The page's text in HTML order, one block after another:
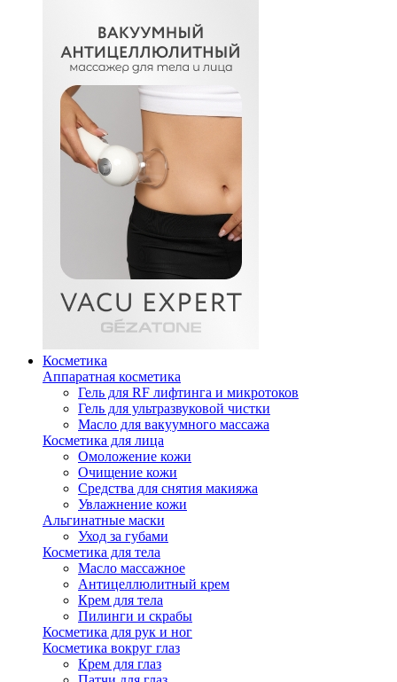
Косметика
Аппаратная косметика
Гель для RF лифтинга и микротоков
Гель для ультразвуковой чистки
Масло для вакуумного массажа
Косметика для лица
Омоложение кожи
Очищение кожи
Средства для снятия макияжа
Увлажнение кожи
Альгинатные маски
Уход за губами
Косметика для тела
Масло массажное
Антицеллюлитный крем
Крем для тела
Пилинги и скрабы
Косметика для рук и ног
Косметика вокруг глаз
Крем для глаз